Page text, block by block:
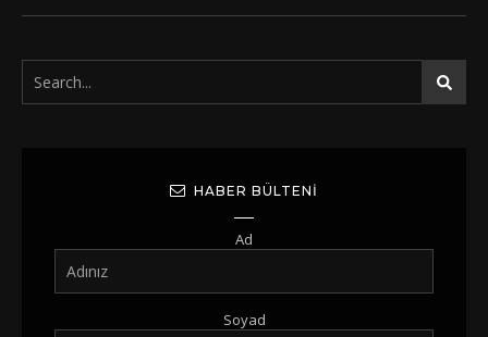
HABER BÜLTENI
Ad
Soyad